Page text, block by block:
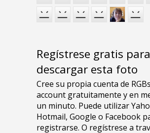
Regístrese gratis para
descargar esta foto